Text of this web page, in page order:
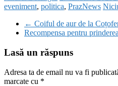
eveniment, politica, PrazNews
← Coiful de aur de la
Recompensa pentru
Lasă un răspuns
Adresa ta de email nu va fi
marcate cu *